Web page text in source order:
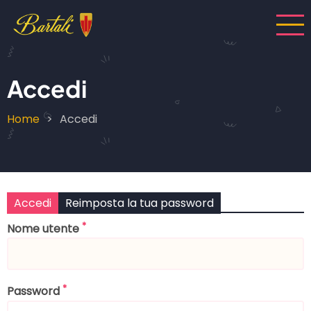
contenuto
principale
Accedi
Briciole
pane
Home Accedi
Schede
primarie
Accedi
Reimposta la tua password
Nome utente
Password